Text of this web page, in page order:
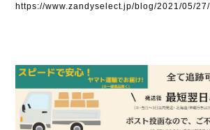
https://www.zandyselect.jp/blog/2021/05/